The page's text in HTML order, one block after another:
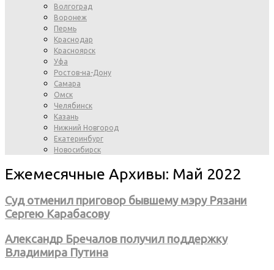
Волгоград
Воронеж
Пермь
Краснодар
Красноярск
Уфа
Ростов-на-Дону
Самара
Омск
Челябинск
Казань
Нижний Новгород
Екатеринбург
Новосибирск
Ежемесячные Архивы: Май 2022
Суд отменил приговор бывшему мэру Рязани
Сергею Карабасову
Александр Бречалов получил поддержку
Владимира Путина